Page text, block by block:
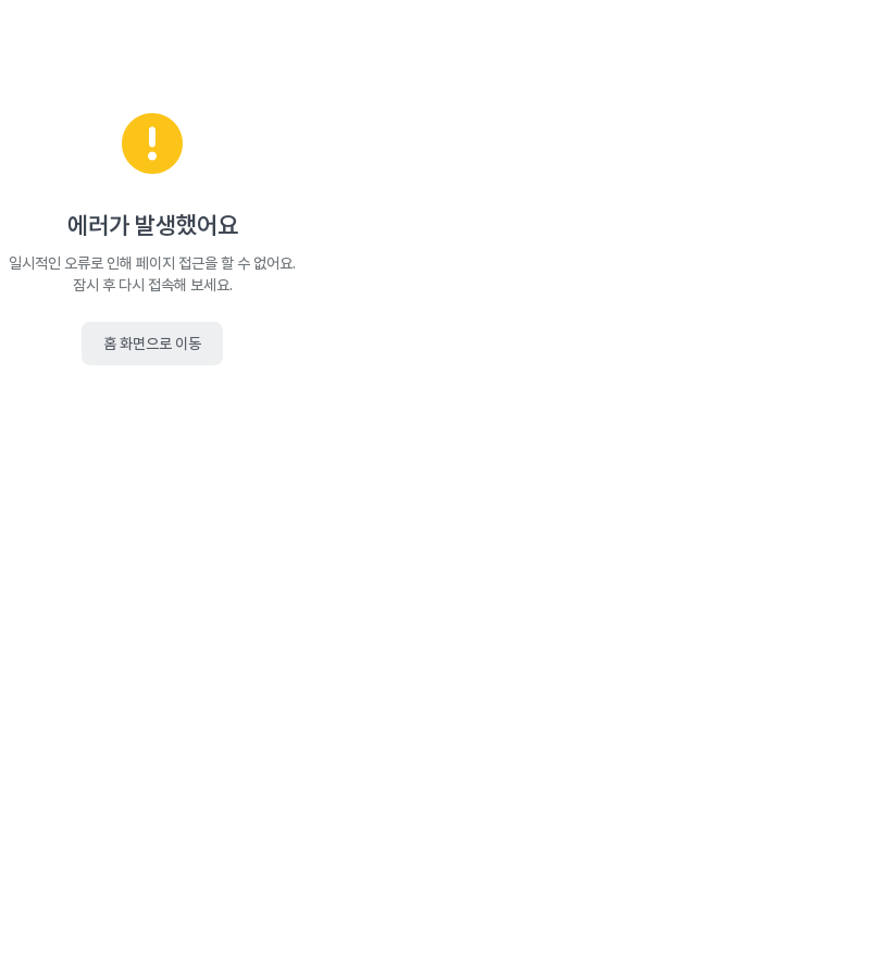
에러가 발생했어요
일시적인 오류로 인해 페이지 접근을 할 수 없어요.
잠시 후 다시 접속해 보세요.
홈 화면으로 이동